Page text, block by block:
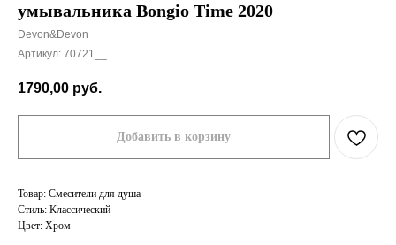
умывальника Bongio Time 2020
Devon&Devon
Артикул: 70721__
1790,00 руб.
Добавить в корзину
Товар: Смесители для душа
Стиль: Классический
Цвет: Хром